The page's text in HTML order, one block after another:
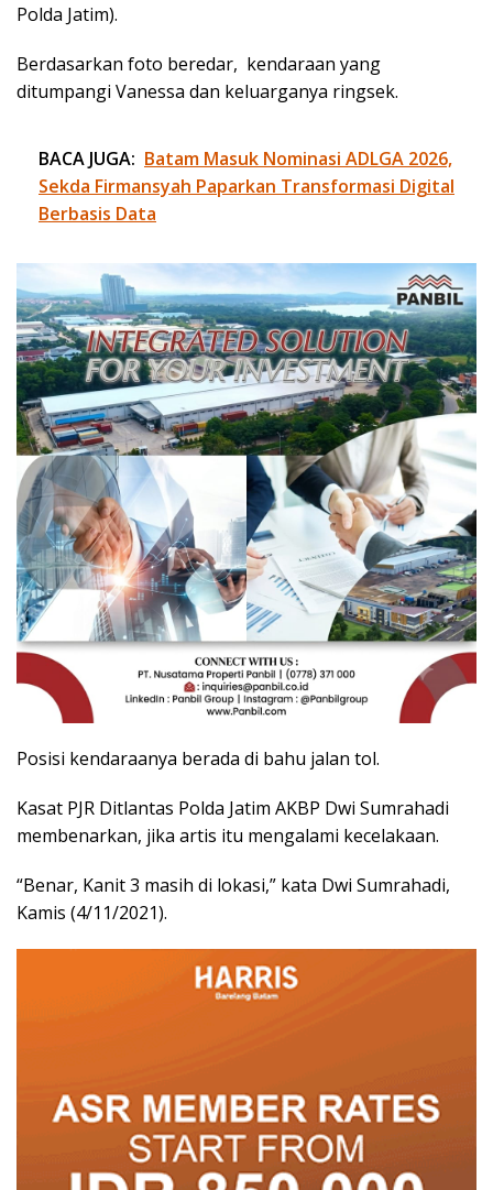
Polda Jatim).
Berdasarkan foto beredar, kendaraan yang
ditumpangi Vanessa dan keluarganya ringsek.
BACA JUGA: Batam Masuk Nominasi ADLGA 2026,
Sekda Firmansyah Paparkan Transformasi Digital
Berbasis Data
Posisi kendaraanya berada di bahu jalan tol.
Kasat PJR Ditlantas Polda Jatim AKBP Dwi Sumrahadi
membenarkan, jika artis itu mengalami kecelakaan.
“Benar, Kanit 3 masih di lokasi,” kata Dwi Sumrahadi,
Kamis (4/11/2021).